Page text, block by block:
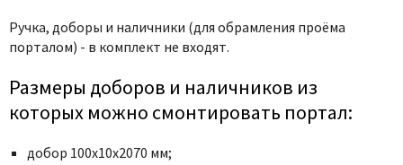
Ручка, доборы и наличники (для обрамления проёма
порталом) - в комплект не входят.
Размеры доборов и наличников из
которых можно смонтировать портал:
добор 100х10х2070 мм;